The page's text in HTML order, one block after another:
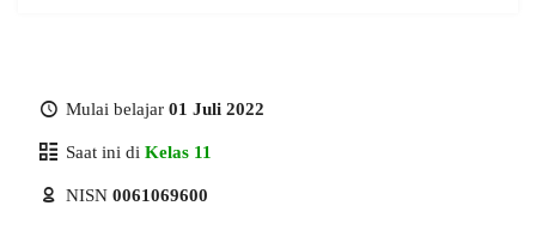
Mulai belajar 01 Juli 2022
Saat ini di Kelas 11
NISN 0061069600